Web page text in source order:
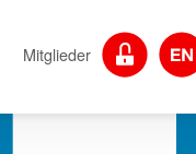
Mitglieder